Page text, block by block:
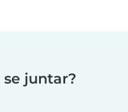
juntar?